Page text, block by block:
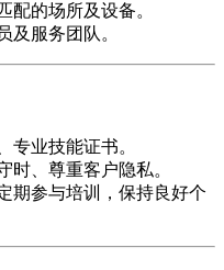
配的场所及设备。
及服务团队。
专业技能证书。
时、尊重客户隐私。
期参与培训，保持良好个